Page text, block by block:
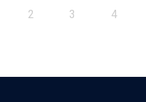
2 3 4